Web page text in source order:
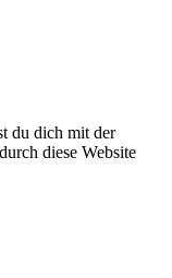
du dich mit der
diese Website